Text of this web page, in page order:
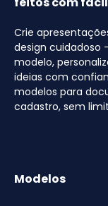
Crie
design cuidadoso
modelo,
ideias com
modelos para
cadastro, sem
Modelos